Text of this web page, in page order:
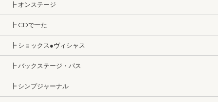
┣ オンステージ
┣ CDでーた
┣ ショックス●ヴィシャス
┣ バックステージ・パス
┣ シンプジャーナル